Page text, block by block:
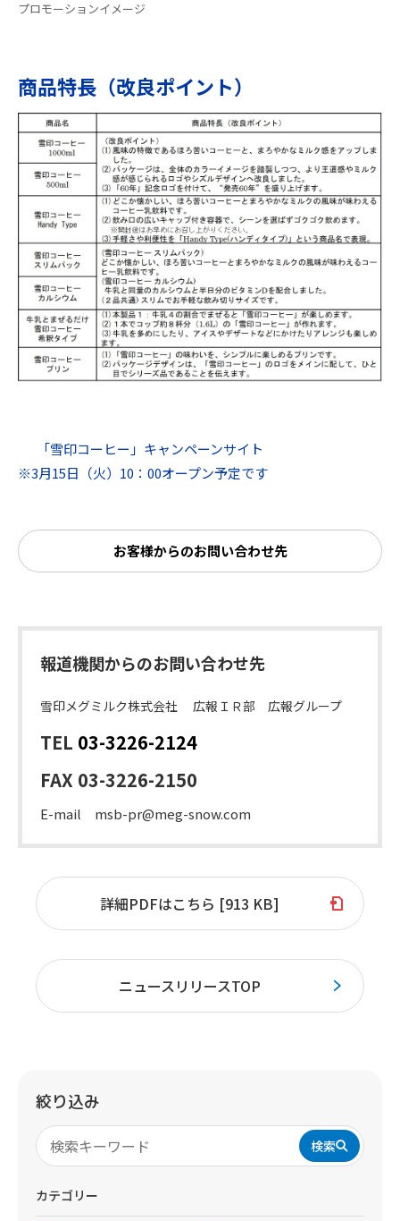
プロモーションイメージ
商品特長（改良ポイント）
「雪印コーヒー」キャンペーンサイト
※3月15日（火）10：00オープン予定です
お客様からのお問い合わせ先
報道機関からのお問い合わせ先
雪印メグミルク株式会社 広報ＩＲ部 広報グループ
TEL 03-3226-2124
FAX 03-3226-2150
E-mail msb-pr@meg-snow.com
詳細PDFはこちら [913 KB]
ニュースリリースTOP
絞り込み
検索
カテゴリー